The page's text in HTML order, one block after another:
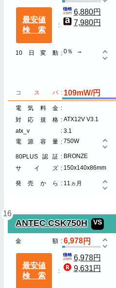
最安値
検索
6,880円
7,980円
10日変動 0％
コスパ 109mW/円
電気料金
対応規格
ATX12V V3.1
atx_v
3.1
電源容量
750W
80PLUS認証
BRONZE
サイズ
150x140x86mm
発売から 11ヵ月
16
ANTEC CSK750H VS
金額 6,978
最安値
検索
6,978円
9,631円